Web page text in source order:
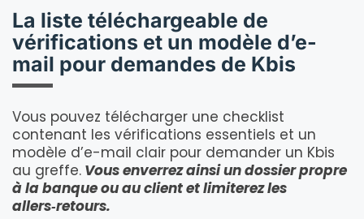
La liste téléchargeable de
vérifications et un modèle d’e-
mail pour demandes de Kbis
Vous pouvez télécharger une checklist
contenant les vérifications essentiels et un
modèle d’e-mail clair pour demander un Kbis
au greffe. Vous enverrez ainsi un dossier propre
à la banque ou au client et limiterez les
allers‑retours.